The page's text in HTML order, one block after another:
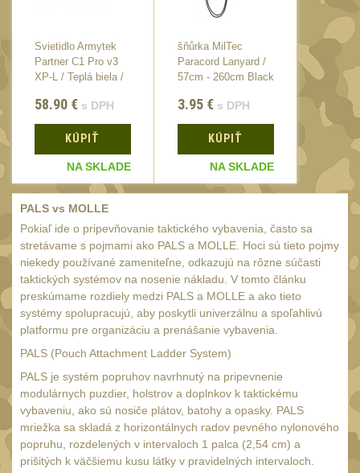
Dvojnožky39
Dvojnožky na hlaveň
Dvojnožky pro picatinny
Dvojnožky pro M-LOK
Dvojnožky pro Keymod
2
Dvojnožky na otočný
čep15
Popruhy a poutka 40
Príslušenstvo 18
OPTIKY(146)
Monokuláry
Kolimátory 53
Zvětšovací moduly5
LPVO
Svietidlo Armytek
Partner C1 Pro v3
XP-L / Teplá biela /
58.90 € s DPH
KÚPIŤ
NA SKLADE
šňůrka MilTec
Paracord Lanyard /
57cm - 260cm Black
3.95 € s DPH
KÚPIŤ
NA SKLADE
XP-L /
58.90
PALS vs MOLLE
Pokiaľ ide o pripevňovanie taktického vybavenia, často sa
stretávame s pojmami ako PALS a MOLLE. Hoci sú tieto pojmy
niekedy používané zameniteľne, odkazujú na rôzne súčasti
taktických systémov na nosenie nákladu. V tomto článku
preskúmame rozdiely medzi PALS a MOLLE a ako tieto
systémy spolupracujú, aby poskytli univerzálnu a spoľahlivú
platformu pre organizáciu a prenášanie vybavenia.
PALS (Pouch Attachment Ladder System)
PALS je systém popruhov navrhnutý na pripevnenie
modulárnych puzdier, holstrov a doplnkov k taktickému
vybaveniu, ako sú nosiče plátov, batohy a opasky. PALS
mriežka sa skladá z horizontálnych radov pevného nylonového
popruhu, rozdelených v intervaloch 1 palca (2,54 cm) a
prišitých k väčšiemu kusu látky v pravidelných intervaloch.